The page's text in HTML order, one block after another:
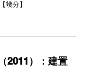
幾分】
2011）：建置